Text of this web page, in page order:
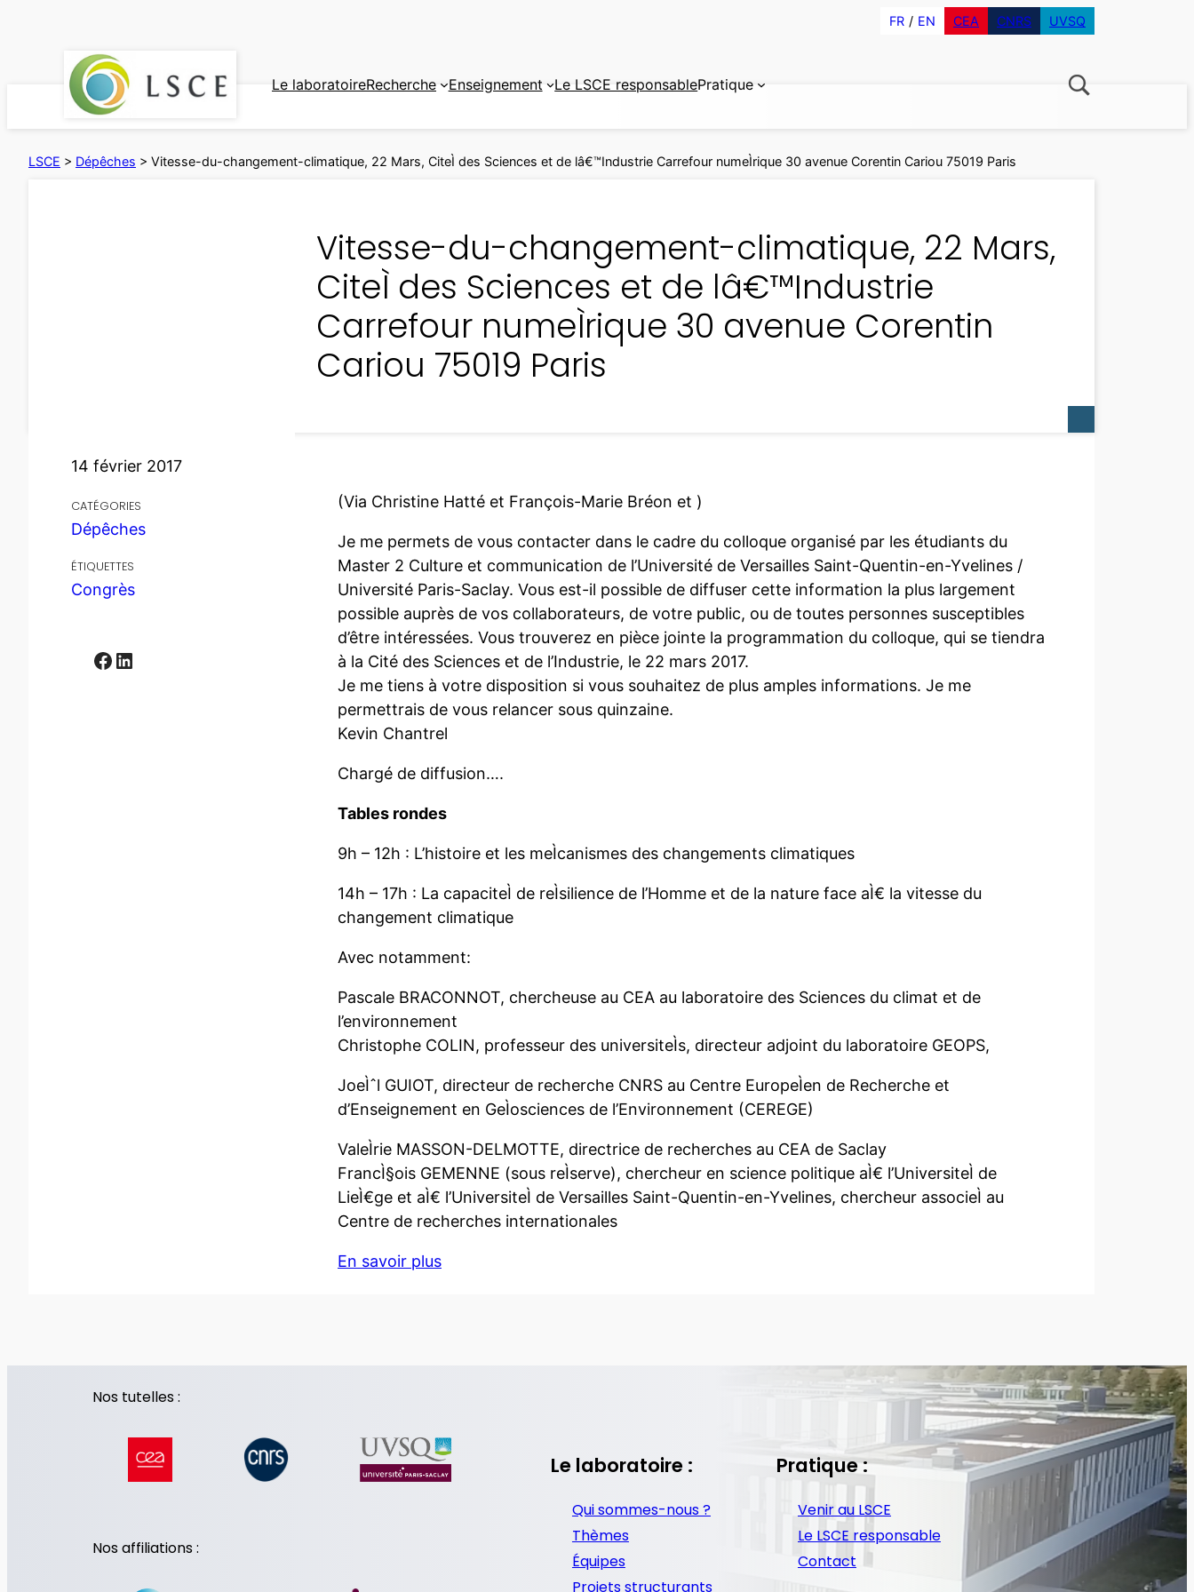
FR EN CEA CNRS UVSQ
Le laboratoireRecherche Enseignement Le LSCE responsablePratique
LSCE > Dépêches > Vitesse-du-changement-climatique, 22 Mars, CiteÌ des Sciences et de lâ€™Industrie Carrefour numeÌrique 30 avenue Corentin Cariou 75019 Paris
Vitesse-du-changement-climatique, 22 Mars,
CiteÌ des Sciences et de lâ€™Industrie
Carrefour numeÌrique 30 avenue Corentin
Cariou 75019 Paris
14 février 2017
CATÉGORIES
Dépêches
ÉTIQUETTES
Congrès
Facebook LinkedIn
(Via Christine Hatté et François-Marie Bréon et )
Je me permets de vous contacter dans le cadre du colloque organisé par les étudiants du
Master 2 Culture et communication de l’Université de Versailles Saint-Quentin-en-Yvelines /
Université Paris-Saclay. Vous est-il possible de diffuser cette information la plus largement
possible auprès de vos collaborateurs, de votre public, ou de toutes personnes susceptibles
d’être intéressées. Vous trouverez en pièce jointe la programmation du colloque, qui se tiendra
à la Cité des Sciences et de l’Industrie, le 22 mars 2017.
Je me tiens à votre disposition si vous souhaitez de plus amples informations. Je me
permettrais de vous relancer sous quinzaine.
Kevin Chantrel
Chargé de diffusion….
Tables rondes
9h – 12h : L’histoire et les meÌcanismes des changements climatiques
14h – 17h : La capaciteÌ de reÌsilience de l’Homme et de la nature face aÌ€ la vitesse du
changement climatique
Avec notamment:
Pascale BRACONNOT, chercheuse au CEA au laboratoire des Sciences du climat et de
l’environnement
Christophe COLIN, professeur des universiteÌs, directeur adjoint du laboratoire GEOPS,
JoeÌˆl GUIOT, directeur de recherche CNRS au Centre EuropeÌen de Recherche et
d’Enseignement en GeÌosciences de l’Environnement (CEREGE)
ValeÌrie MASSON-DELMOTTE, directrice de recherches au CEA de Saclay
FrancÌ§ois GEMENNE (sous reÌserve), chercheur en science politique aÌ€ l’UniversiteÌ de
LieÌ€ge et aÌ€ l’UniversiteÌ de Versailles Saint-Quentin-en-Yvelines, chercheur associeÌ au
Centre de recherches internationales
En savoir plus
Nos tutelles :
Nos affiliations :
Le laboratoire :
Qui sommes-nous ?
Thèmes
Équipes
Projets structurants
Pratique :
Venir au LSCE
Le LSCE responsable
Contact